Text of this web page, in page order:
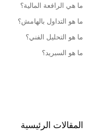
ما هي الرافعة المالية؟
ما هو التداول بالهامش؟
ما هو التحليل الفني؟
ما هو السبريد؟
المقالات الرئيسية